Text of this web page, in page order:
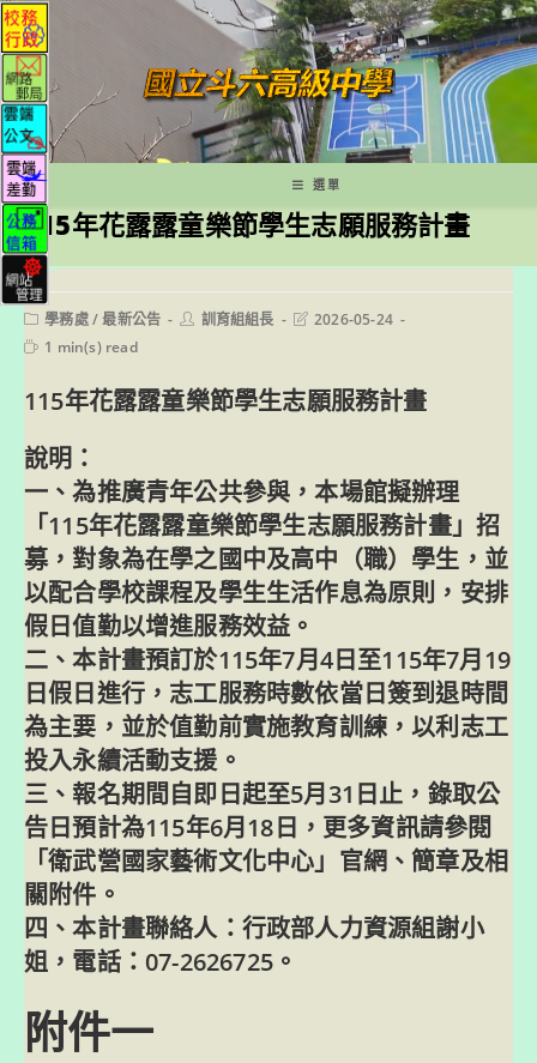
跳
轉
至
主
要
內
容
選單
115年花露露童樂節學生志願服務計畫
Post
category:
學務處/ 最新公告
Post訓育組組長
Post2026-05-24
Reading
1 min(s) read
115年花露露童樂節學生志願服務計畫
說明：
一、為推廣青年公共參與，本場館擬辦理
「115年花露露童樂節學生志願服務計畫」招
募，對象為在學之國中及高中（職）學生，並
以配合學校課程及學生生活作息為原則，安排
假日值勤以增進服務效益。
二、本計畫預訂於115年7月4日至115年7月19
日假日進行，志工服務時數依當日簽到退時間
為主要，並於值勤前實施教育訓練，以利志工
投入永續活動支援。
三、報名期間自即日起至5月31日止，錄取公
告日預計為115年6月18日，更多資訊請參閱
「衛武營國家藝術文化中心」官網、簡章及相
關附件。
四、本計畫聯絡人：行政部人力資源組謝小
姐，電話：07-2626725。
附件一